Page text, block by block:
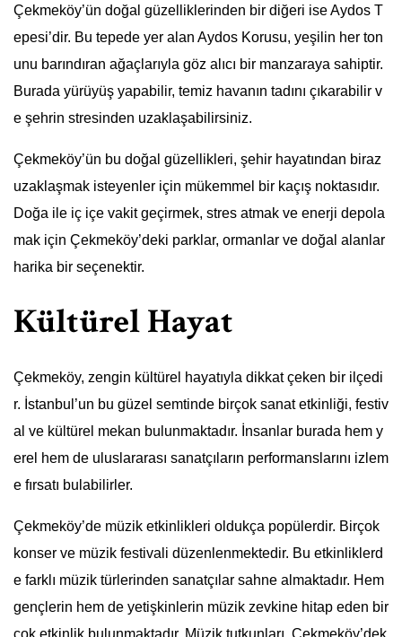
Çekmeköy’ün doğal güzelliklerinden bir diğeri ise Aydos T
epesi’dir. Bu tepede yer alan Aydos Korusu, yeşilin her ton
unu barındıran ağaçlarıyla göz alıcı bir manzaraya sahiptir.
Burada yürüyüş yapabilir, temiz havanın tadını çıkarabilir v
e şehrin stresinden uzaklaşabilirsiniz.
Çekmeköy’ün bu doğal güzellikleri, şehir hayatından biraz
uzaklaşmak isteyenler için mükemmel bir kaçış noktasıdır.
Doğa ile iç içe vakit geçirmek, stres atmak ve enerji depola
mak için Çekmeköy’deki parklar, ormanlar ve doğal alanlar
harika bir seçenektir.
Kültürel Hayat
Çekmeköy, zengin kültürel hayatıyla dikkat çeken bir ilçedi
r. İstanbul’un bu güzel semtinde birçok sanat etkinliği, festiv
al ve kültürel mekan bulunmaktadır. İnsanlar burada hem y
erel hem de uluslararası sanatçıların performanslarını izlem
e fırsatı bulabilirler.
Çekmeköy’de müzik etkinlikleri oldukça popülerdir. Birçok
konser ve müzik festivali düzenlenmektedir. Bu etkinliklerd
e farklı müzik türlerinden sanatçılar sahne almaktadır. Hem
gençlerin hem de yetişkinlerin müzik zevkine hitap eden bir
çok etkinlik bulunmaktadır. Müzik tutkunları, Çekmeköy’dek